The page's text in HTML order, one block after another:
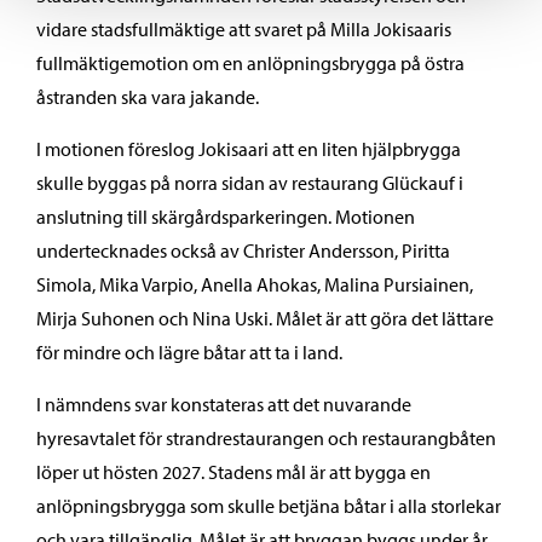
vidare stadsfullmäktige att svaret på Milla Jokisaaris
fullmäktigemotion om en anlöpningsbrygga på östra
åstranden ska vara jakande.
I motionen föreslog Jokisaari att en liten hjälpbrygga
skulle byggas på norra sidan av restaurang Glückauf i
anslutning till skärgårdsparkeringen. Motionen
undertecknades också av Christer Andersson, Piritta
Simola, Mika Varpio, Anella Ahokas, Malina Pursiainen,
Mirja Suhonen och Nina Uski. Målet är att göra det lättare
för mindre och lägre båtar att ta i land.
I nämndens svar konstateras att det nuvarande
hyresavtalet för strandrestaurangen och restaurangbåten
löper ut hösten 2027. Stadens mål är att bygga en
anlöpningsbrygga som skulle betjäna båtar i alla storlekar